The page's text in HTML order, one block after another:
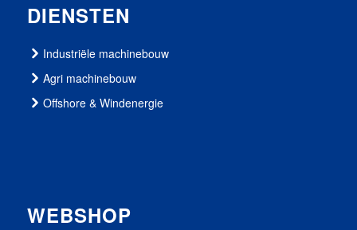
DIENSTEN
Industriële machinebouw
Agri machinebouw
Offshore & Windenergie
WEBSHOP